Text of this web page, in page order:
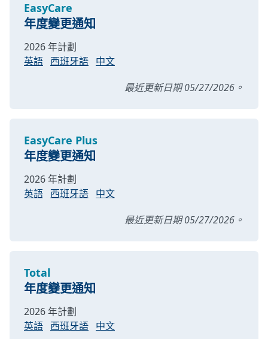
EasyCare
年度變更通知
2026 年計劃
英語 西班牙語 中文
最近更新日期 05/27/2026。
EasyCare Plus
年度變更通知
2026 年計劃
英語 西班牙語 中文
最近更新日期 05/27/2026。
Total
年度變更通知
2026 年計劃
英語 西班牙語 中文